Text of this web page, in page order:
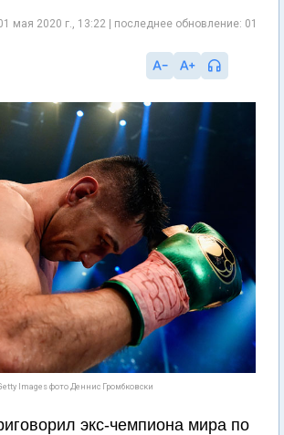
мая 2020 г., 13:22 | последнее обновление: 01
Images фото Деннис Громбковски
экс-чемпиона мира по